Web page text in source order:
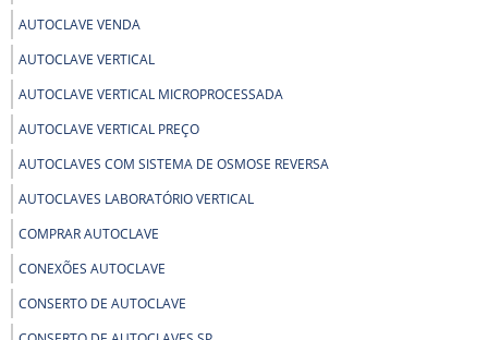
AUTOCLAVE VENDA
AUTOCLAVE VERTICAL
AUTOCLAVE VERTICAL MICROPROCESSADA
AUTOCLAVE VERTICAL PREÇO
AUTOCLAVES COM SISTEMA DE OSMOSE REVERSA
AUTOCLAVES LABORATÓRIO VERTICAL
COMPRAR AUTOCLAVE
CONEXÕES AUTOCLAVE
CONSERTO DE AUTOCLAVE